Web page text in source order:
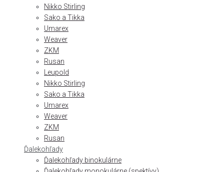
Nikko Stirling
Sako a Tikka
Umarex
Weaver
ZKM
Rusan
Leupold
Nikko Stirling
Sako a Tikka
Umarex
Weaver
ZKM
Rusan
Ďalekohľady
Ďalekohľady binokulárne